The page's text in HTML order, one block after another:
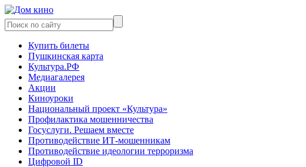
Купить билеты
Пушкинская карта
Культура.РФ
Медиагалерея
Акции
Киноуроки
Национальный проект «Культура»
Профилактика мошенничества
Госуслуги. Решаем вместе
Противодействие ИТ-мошенникам
Противодействие идеологии терроризма
Цифровой ID